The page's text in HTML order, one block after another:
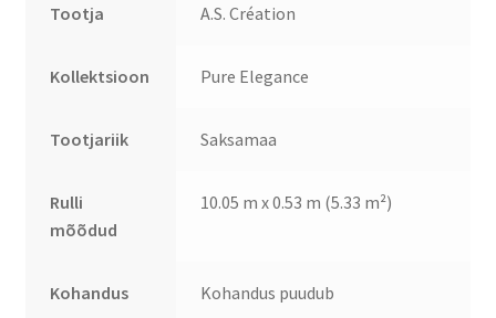
Tootja A.S. Création
Kollektsioon Pure Elegance
Tootjariik Saksamaa
Rulli
mõõdud
10.05 m x 0.53 m (5.33 m²)
Kohandus Kohandus puudub